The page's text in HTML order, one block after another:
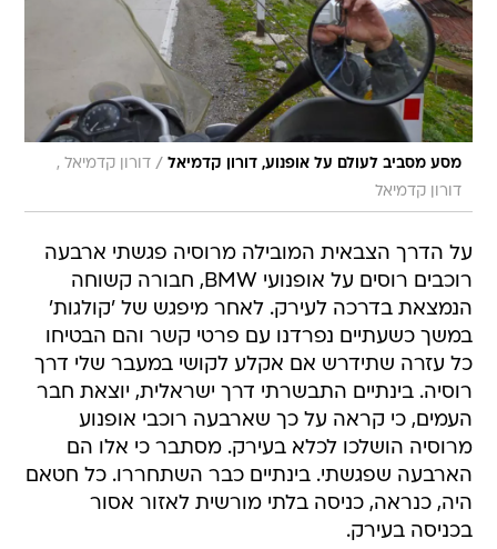
מסע מסביב לעולם על אופנוע, דורון קדמיאל / דורון קדמיאל ,
דורון קדמיאל
על הדרך הצבאית המובילה מרוסיה פגשתי ארבעה
רוכבים רוסים על אופנועי BMW, חבורה קשוחה
הנמצאת בדרכה לעירק. לאחר מיפגש של 'קולגות'
במשך כשעתיים נפרדנו עם פרטי קשר והם הבטיחו
כל עזרה שתידרש אם אקלע לקושי במעבר שלי דרך
רוסיה. בינתיים התבשרתי דרך ישראלית, יוצאת חבר
העמים, כי קראה על כך שארבעה רוכבי אופנוע
מרוסיה הושלכו לכלא בעירק. מסתבר כי אלו הם
הארבעה שפגשתי. בינתיים כבר השתחררו. כל חטאם
היה, כנראה, כניסה בלתי מורשית לאזור אסור
בכניסה בעירק.